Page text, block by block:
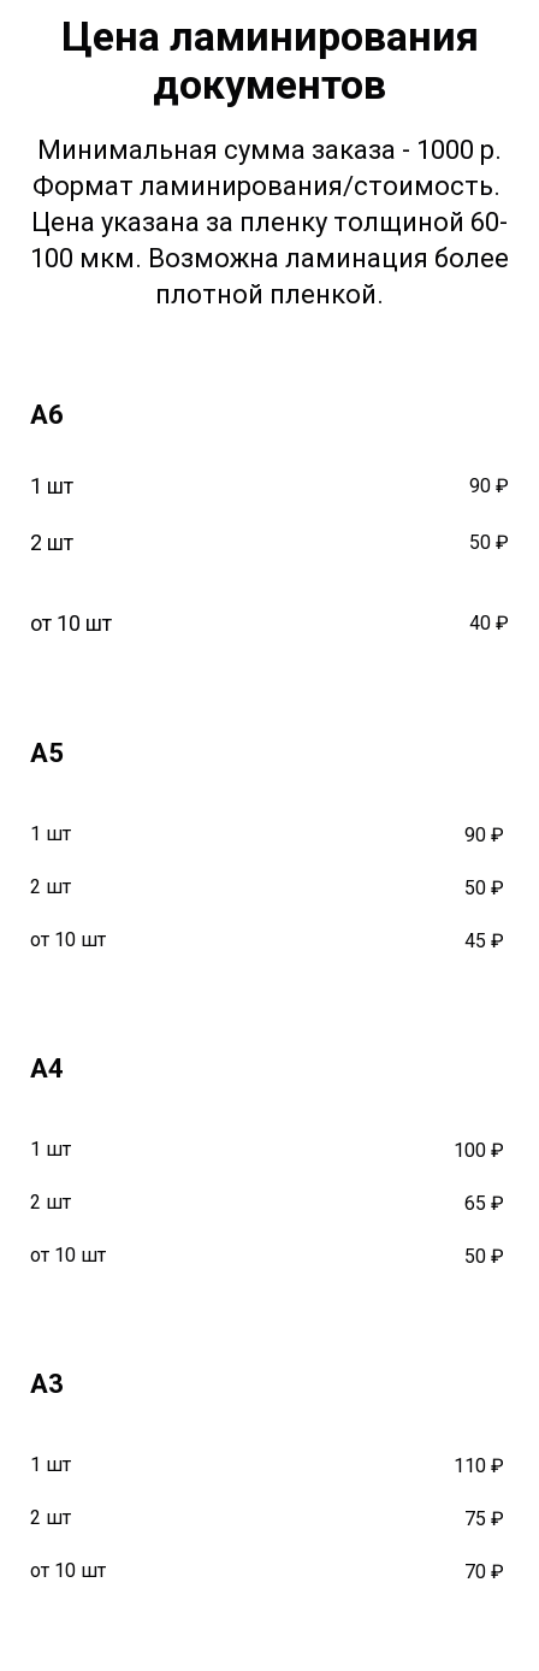
Цена ламинирования
документов
Минимальная сумма заказа - 1000 р.
Формат ламинирования/стоимость.
Цена указана за пленку толщиной 60-
100 мкм. Возможна ламинация более
плотной пленкой.
А6
1 шт 90 ₽
2 шт 50 ₽
от 10 шт 40 ₽
А5
1 шт 90 ₽
2 шт 50 ₽
от 10 шт 45 ₽
А4
1 шт 100 ₽
2 шт 65 ₽
от 10 шт 50 ₽
А3
1 шт 110 ₽
2 шт 75 ₽
от 10 шт 70 ₽